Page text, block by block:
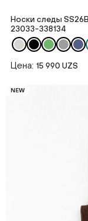
Носки следы
23033-338134
Цена: 15 990 UZS
NEW